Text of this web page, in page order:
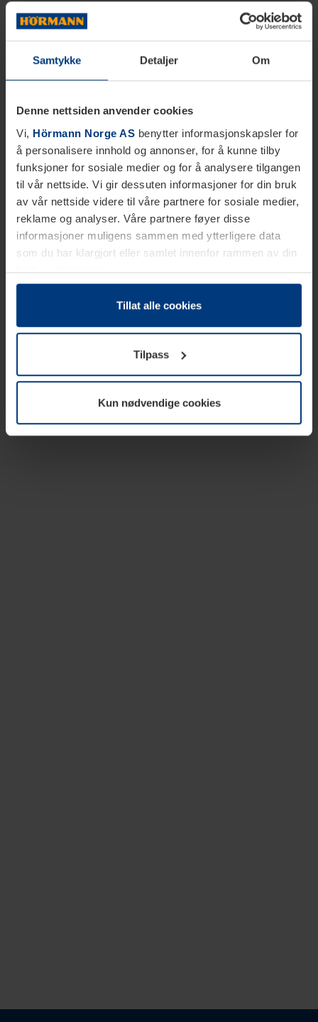
Samtykke Detaljer Om
Denne nettsiden anvender cookies
Vi, Hörmann Norge AS benytter informasjonskapsler for
å personalisere innhold og annonser, for å kunne tilby
funksjoner for sosiale medier og for å analysere tilgangen
til vår nettside. Vi gir dessuten informasjoner for din bruk
av vår nettside videre til våre partnere for sosiale medier,
reklame og analyser. Våre partnere føyer disse
informasjoner muligens sammen med ytterligere data
som du har klargjort eller samlet innenfor rammen av din
bruk av tjenestene.
Etter loven kan vi lagre informasjonskapsler på din
datamaskin, hvis disse er absolutt nødvendig for drift av
trenger vi din tillatelse. Du kan når som helst endre eller
tilbakekalle ditt samtykke i forklaringen av
informasjonskapselen på sidenPersonvernerklæringpå
Tillat alle cookies
Tilpass
Kun nødvendige cookies